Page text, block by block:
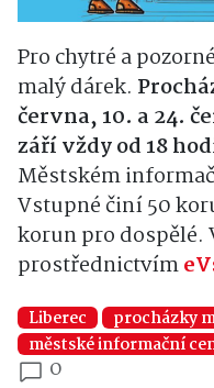
Pro chytré a
malý dárek.
června, 10. a 24.
září vždy od 18
Městském
Vstupné činí 50
korun pro dospělé.
prostřednictvím
Liberec
procházky
městské informační
0